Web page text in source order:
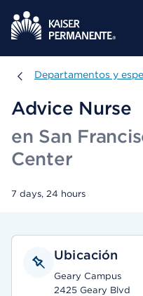
Departamentos y
Departamentos y
Advice Nurse
en San
Center
7 days, 24 hours
Ubicación
Geary Campus
2425 Geary Blvd